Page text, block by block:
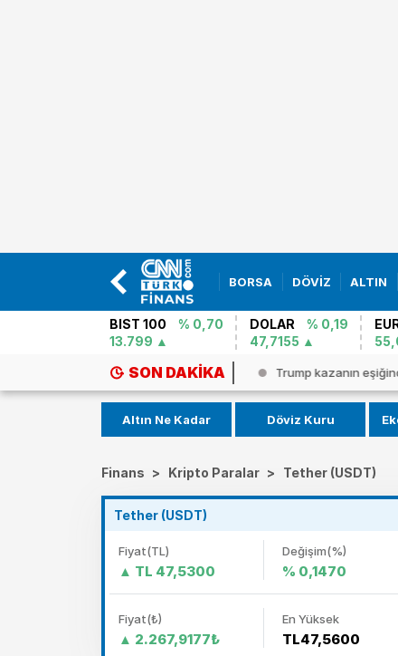
BORSA DÖVİZ ALTIN
BIST 100
% 0,70
13.799
DOLAR
% 0,19
47,7155
SON DAKIKA
Batı Nil Virüsü alarmı! Vak... Trump kazanın
Altın Ne Kadar Döviz Kuru
Finans > Kripto Paralar > Tether (USDT)
Tether (USDT)
Fiyat(TL)
TL 47,5300
Değişim(%)
% 0,1470
Fiyat(₺)
2.267,9177₺
En Yüksek
TL47,5600